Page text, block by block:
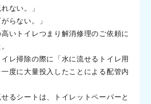
ない。」
らない。」
いトイレつまり解消修理のご依頼に
レ掃除の際に「水に流せるトイレ用
度に大量投入したことによる配管内
るシートは、トイレットペーパーと